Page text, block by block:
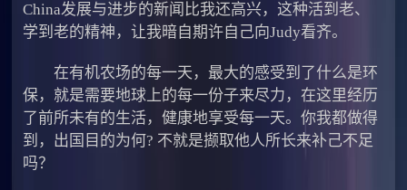
China发展与进步的新闻比我还高兴，这种活到老、
学到老的精神，让我暗自期许自己向Judy看齐。
在有机农场的每一天，最大的感受到了什么是环
保，就是需要地球上的每一份子来尽力，在这里经历
了前所未有的生活，健康地享受每一天。你我都做得
到，出国目的为何? 不就是撷取他人所长来补己不足
吗？